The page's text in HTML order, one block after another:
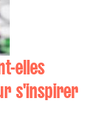
elles
s'inspirer